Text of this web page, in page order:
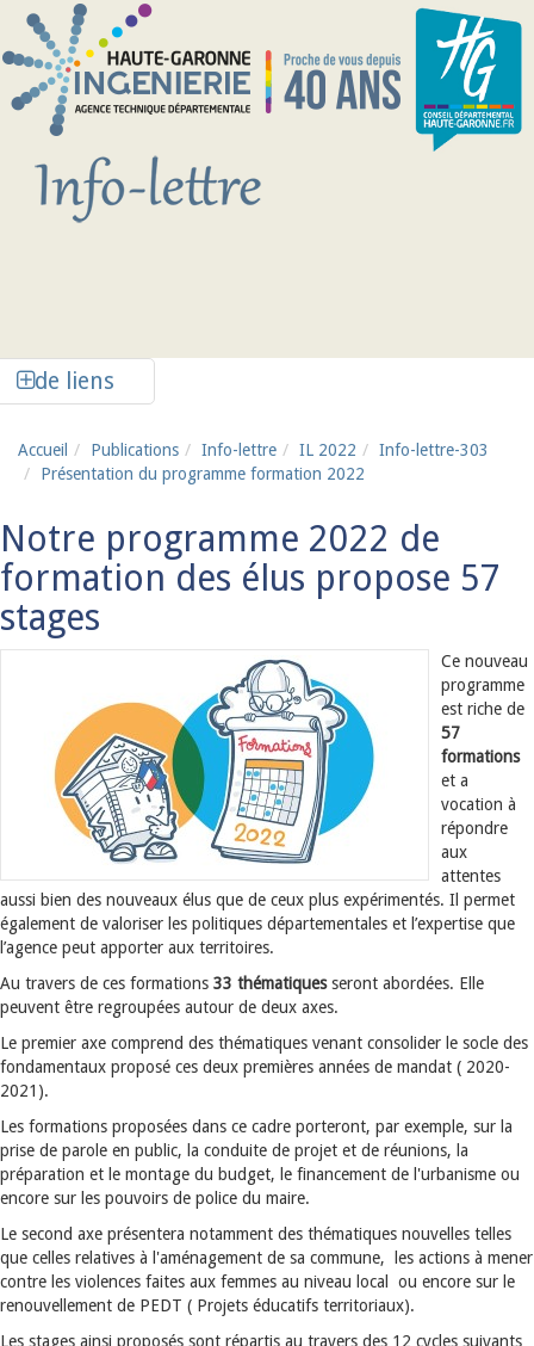
Aller au contenu principal
de liens
Accueil Publications Info-lettre IL 2022
Info-lettre-303
Présentation du programme formation 2022
Notre programme 2022 de
formation des élus propose 57
stages
Ce nouveau
programme
est riche de
57
formations
et a
vocation à
répondre
aux
attentes
aussi bien des nouveaux élus que de ceux plus expérimentés. Il permet
également de valoriser les politiques départementales et l’expertise que
l’agence peut apporter aux territoires.
Au travers de ces formations 33 thématiquesseront abordées. Elle
peuvent être regroupées autour de deux axes.
Le premier axe comprend des thématiques venant consolider le socle des
fondamentaux proposé ces deux premières années de mandat ( 2020-
2021).
Les formations proposées dans ce cadre porteront, par exemple, sur la
prise de parole en public, la conduite de projet et de réunions, la
préparation et le montage du budget, le financement de l'urbanisme ou
encore sur les pouvoirs de police du maire.
Le second axe présentera notamment des thématiques nouvelles telles
que celles relatives à l'aménagement de sa commune, les actions à mener
contre les violences faites aux femmes au niveau local ou encore sur le
renouvellement de PEDT ( Projets éducatifs territoriaux).
Les stages ainsi proposés sont répartis au travers des 12 cycles suivants